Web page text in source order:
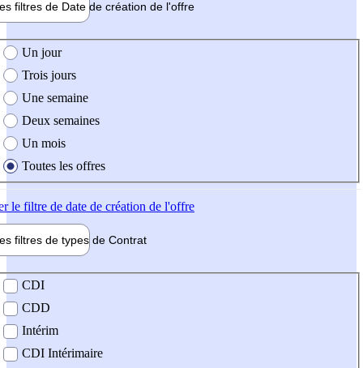
filtres de Date de création de l'offre
création de l'offre
Un jour
Trois jours
Une semaine
Deux semaines
Un mois
Toutes les offres
le filtre de date de création de l'offre
filtres de types de Contrat
contrat
CDI
CDD
Intérim
CDI Intérimaire